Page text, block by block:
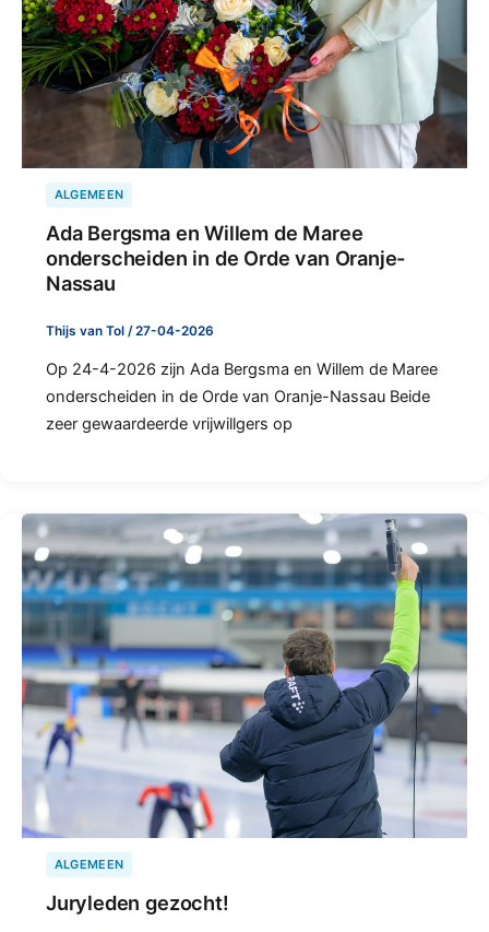
ALGEMEEN
Ada Bergsma en Willem de Maree
onderscheiden in de Orde van Oranje-
Nassau
Thijs van Tol /27-04-2026
Op 24-4-2026 zijn Ada Bergsma en Willem de Maree
onderscheiden in de Orde van Oranje-Nassau Beide
zeer gewaardeerde vrijwillgers op
ALGEMEEN
Juryleden gezocht!